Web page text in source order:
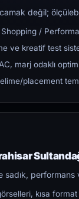
değil;
/
ve kreatif test
marj odaklı
placement
sadık,
kısa